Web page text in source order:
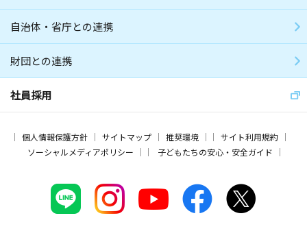
自治体・省庁との連携
財団との連携
社員採用
個人情報保護方針 サイトマップ 推奨環境
サイト利用規約
ソーシャルメディアポリシー
子どもたちの安心・安全ガイド